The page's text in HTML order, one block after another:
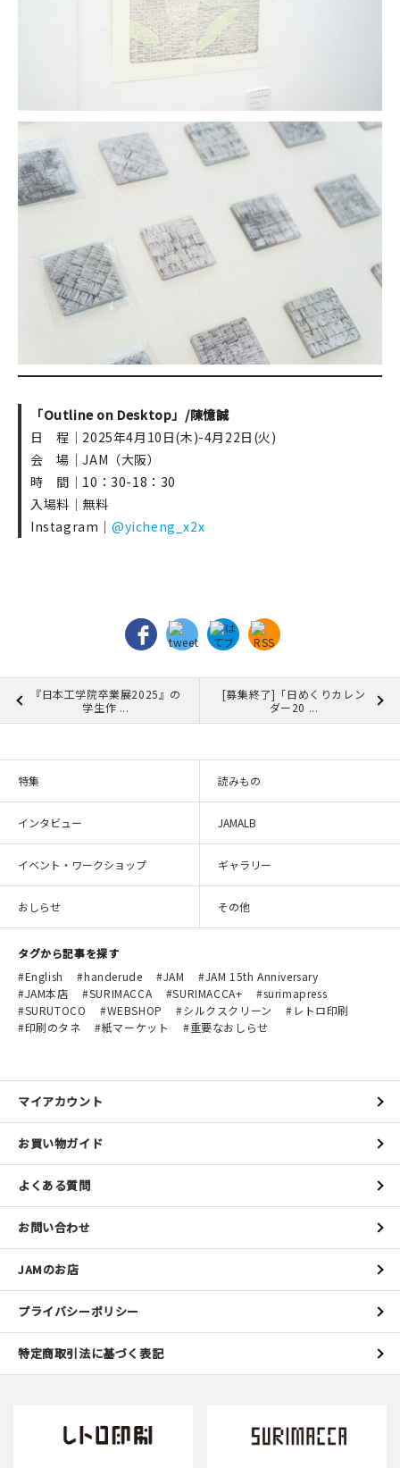
「Outline on Desktop」/陳憶誠
日 程｜2025年4月10日(木)-4月22日(火)
会 場｜JAM（大阪）
時 間｜10：30-18：30
入場料｜無料
Instagram｜ @yicheng_x2x
『日本工学院卒業展2025』の
学生作 ...
[募集終了]「日めくりカレン
ダー20 ...
特集 読みもの
インタビュー JAMALB
イベント・ワークショップ ギャラリー
おしらせ その他
タグから記事を探す
English
handerude JAM
JAM 15th Anniversary
JAM本店
SURIMACCA SURIMACCA+
surimapress
SURUTOCO
WEBSHOP シルクスクリーン
レトロ印刷
印刷のタネ
紙マーケット 重要なおしらせ
マイアカウント
お買い物ガイド
よくある質問
お問い合わせ
JAMのお店
プライバシーポリシー
特定商取引法に基づく表記